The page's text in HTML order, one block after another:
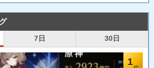
7日 30日
1